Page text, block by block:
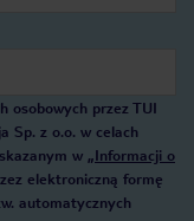
osobowych przez TUI
Sp. z o.o. w celach
w „Informacji o
elektroniczną formę
automatycznych